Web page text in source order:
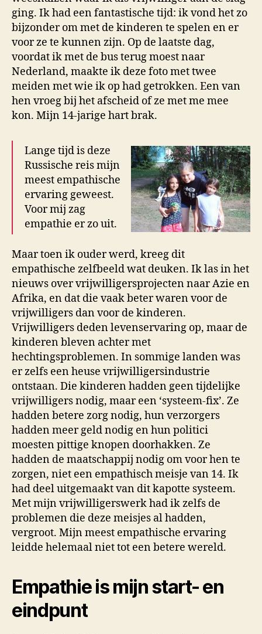
ging. Ik had een fantastische tijd: ik vond het zo
bijzonder om met de kinderen te spelen en er
voor ze te kunnen zijn. Op de laatste dag,
voordat ik met de bus terug moest naar
Nederland, maakte ik deze foto met twee
meiden met wie ik op had getrokken. Een van
hen vroeg bij het afscheid of ze met me mee
kon. Mijn 14-jarige hart brak.
Lange tijd is deze
Russische reis mijn
meest empathische
ervaring geweest.
Voor mij zag
empathie er zo uit.
Maar toen ik ouder werd, kreeg dit
empathische zelfbeeld wat deuken. Ik las in het
nieuws over vrijwilligersprojecten naar Azie en
Afrika, en dat die vaak beter waren voor de
vrijwilligers dan voor de kinderen.
Vrijwilligers deden levenservaring op, maar de
kinderen bleven achter met
hechtingsproblemen. In sommige landen was
er zelfs een heuse vrijwilligersindustrie
ontstaan. Die kinderen hadden geen tijdelijke
vrijwilligers nodig, maar een ‘systeem-fix’. Ze
hadden betere zorg nodig, hun verzorgers
hadden meer geld nodig en hun politici
moesten pittige knopen doorhakken. Ze
hadden de maatschappij nodig om voor hen te
zorgen, niet een empathisch meisje van 14. Ik
had deel uitgemaakt van dit kapotte systeem.
Met mijn vrijwilligerswerk had ik zelfs de
problemen die deze meisjes al hadden,
vergroot. Mijn meest empathische ervaring
leidde helemaal niet tot een betere wereld.
Empathie is mijn start- en
eindpunt